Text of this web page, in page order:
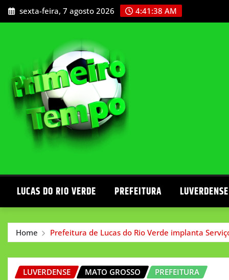
Skip
to
sexta-feira, 7 agosto 2026 4:41:40 AM
LUCAS DO RIO VERDE PREFEITURA LUVERDENSE
Home Prefeitura de Lucas do Rio Verde implanta
LUVERDENSE MATO GROSSO PREFEITURA